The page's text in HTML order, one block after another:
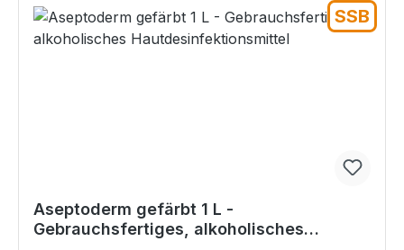
SSB
Aseptoderm gefärbt 1 L -
Gebrauchsfertiges, alkoholisches